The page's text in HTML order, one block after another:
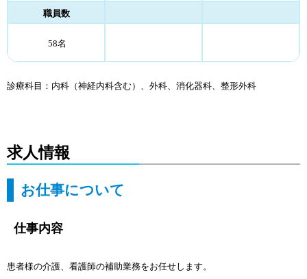
職員数
58名
診療科目：内科（神経内科含む）、外科、消化器科、整形外科
求人情報
お仕事について
仕事内容
患者様の介護、看護師の補助業務をお任せします。